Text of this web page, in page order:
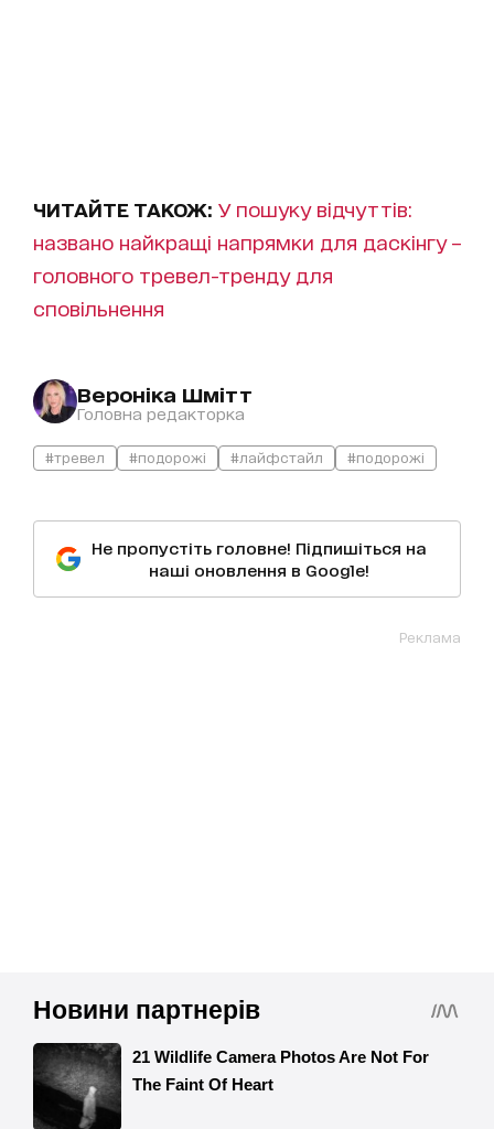
ЧИТАЙТЕ ТАКОЖ: У пошуку відчуттів:
названо найкращі напрямки для даскінгу –
головного тревел-тренду для
сповільнення
Вероніка Шмітт
Головна редакторка
#тревел #подорожі #лайфстайл #подорожі
Не пропустіть головне! Підпишіться на
наші оновлення в Google!
Реклама